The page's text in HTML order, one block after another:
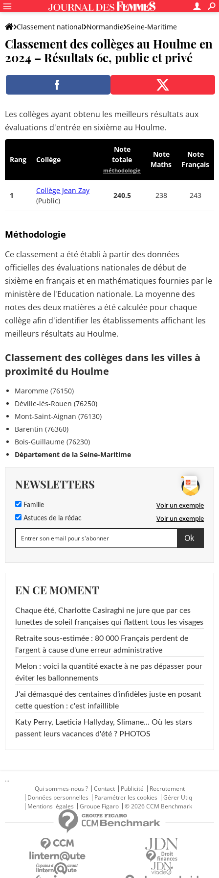
Classement national Normandie Seine-Maritime
Le Houlme
Classement des collèges au Houlme en
2024 – Résultats 6e, public et privé
Les collèges ayant obtenu les meilleurs résultats aux
évaluations d'entrée en sixième au Houlme.
Rang Collège
Note
totale
méthodologie
Note
Maths
Note
Français
1
Collège Jean Zay
(Public)
240.5 238 243
Méthodologie
Ce classement a été établi à partir des données
officielles des évaluations nationales de début de
sixième en français et en mathématiques fournies par le
ministère de l'Education nationale. La moyenne des
notes des deux matières a été calculée pour chaque
collège afin d'identifier les établissements affichant les
meilleurs résultats au Houlme.
Classement des collèges dans les villes à
proximité du Houlme
Maromme (76150)
Déville-lès-Rouen (76250)
Mont-Saint-Aignan (76130)
Barentin (76360)
Bois-Guillaume (76230)
Département de la Seine-Maritime
NEWSLETTERS
Famille Voir un exemple
Astuces de la rédac Voir un exemple
EN CE MOMENT
Chaque été, Charlotte Casiraghi ne jure que par ces
lunettes de soleil françaises qui flattent tous les visages
Retraite sous-estimée : 80 000 Français perdent de
l'argent à cause d'une erreur administrative
Melon : voici la quantité exacte à ne pas dépasser pour
éviter les ballonnements
J'ai démasqué des centaines d'infidèles juste en posant
cette question : c'est infaillible
Katy Perry, Laeticia Hallyday, Slimane... Où les stars
passent leurs vacances d'été ? PHOTOS
...
Qui sommes-nous ?
Contact Publicité
Recrutement
Données personnelles
Paramétrer les cookies
Gérer Utiq
Mentions légales
Groupe Figaro © 2026 CCM Benchmark